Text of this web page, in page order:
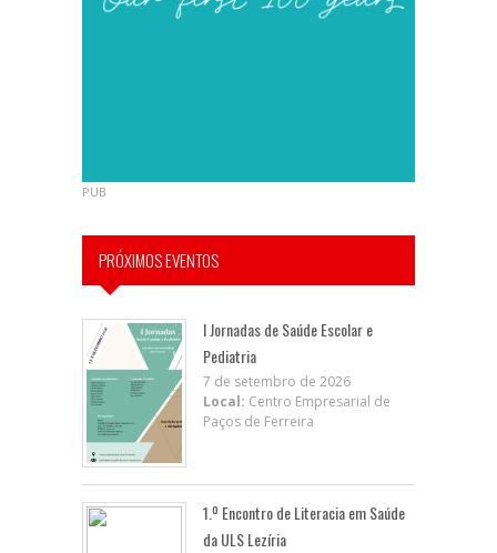
PUB
PRÓXIMOS EVENTOS
I Jornadas de Saúde Escolar e
Pediatria
7 de setembro de 2026
Local: Centro Empresarial de
Paços de Ferreira
1.º Encontro de Literacia em Saúde
da ULS Lezíria